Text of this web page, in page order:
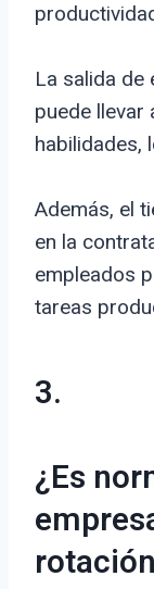
La salida de
puede llevar
habilidades,
Además, el
en la
empleados
tareas
3.
¿Es